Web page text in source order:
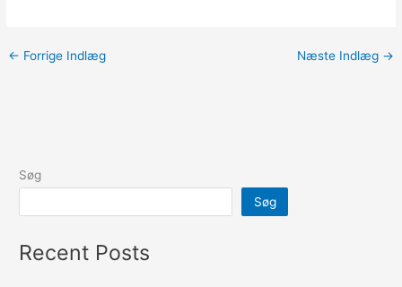
← Forrige Indlæg Næste Indlæg →
Søg
Søg
Recent Posts